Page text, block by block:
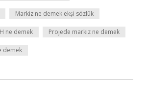
Markiz ne demek ekşi sözlük
ne demek Projede markiz ne demek
demek